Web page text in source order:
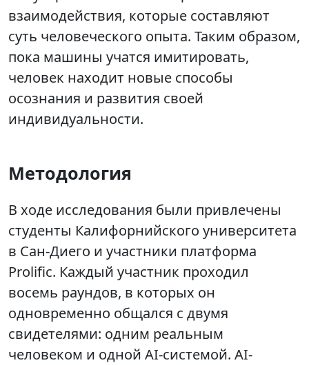
взаимодействия, которые составляют
суть человеческого опыта. Таким образом,
пока машины учатся имитировать,
человек находит новые способы
осознания и развития своей
индивидуальности.
Методология
В ходе исследования были привлечены
студенты Калифорнийского университета
в Сан-Диего и участники платформа
Prolific. Каждый участник проходил
восемь раундов, в которых он
одновременно общался с двумя
свидетелями: одним реальным
человеком и одной AI-системой. AI-